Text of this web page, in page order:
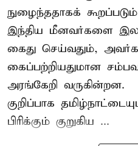
நுழைந்ததாகக்
இந்திய மீனவர்களை
கைது செய்வதும்,
கைப்பற்றியதுமான
அரங்கேறி வருகின்றன.
குறிப்பாக
பிரிக்கும் குறுகிய ...